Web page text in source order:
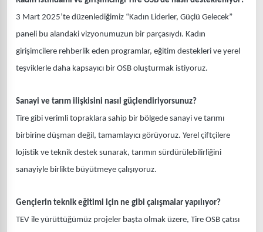
3 Mart 2025’te düzenlediğimiz “Kadın Liderler, Güçlü Gelecek”
paneli bu alandaki vizyonumuzun bir parçasıydı. Kadın
girişimcilere rehberlik eden programlar, eğitim destekleri ve yerel
teşviklerle daha kapsayıcı bir OSB oluşturmak istiyoruz.
Sanayi ve tarım ilişkisini nasıl güçlendiriyorsunuz?
Tire gibi verimli topraklara sahip bir bölgede sanayi ve tarımı
birbirine düşman değil, tamamlayıcı görüyoruz. Yerel çiftçilere
lojistik ve teknik destek sunarak, tarımın sürdürülebilirliğini
sanayiyle birlikte büyütmeye çalışıyoruz.
Gençlerin teknik eğitimi için ne gibi çalışmalar yapılıyor?
TEV ile yürüttüğümüz projeler başta olmak üzere, Tire OSB çatısı